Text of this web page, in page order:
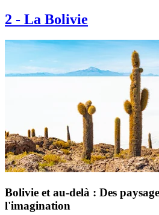
2 - La Bolivie
Bolivie et au-delà : Des
l'imagination